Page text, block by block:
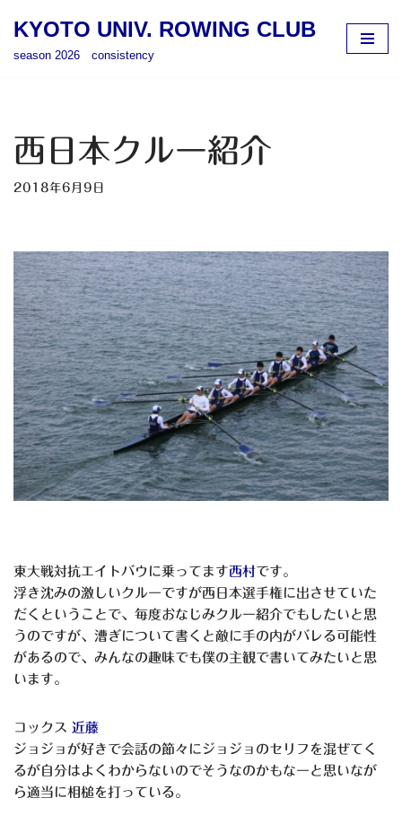
ツ
へ
KYOTO UNIV. ROWING CLUB
season 2026 consistency
西日本クルー紹介
2018年6月9日
東大戦対抗エイトバウに乗ってます西村です。
浮き沈みの激しいクルーですが西日本選手権に出させていた
だくということで、毎度おなじみクルー紹介でもしたいと思
うのですが、漕ぎについて書くと敵に手の内がバレる可能性
があるので、みんなの趣味でも僕の主観で書いてみたいと思
います。
コックス 近藤
ジョジョが好きで会話の節々にジョジョのセリフを混ぜてく
るが自分はよくわからないのでそうなのかもなーと思いなが
ら適当に相槌を打っている。